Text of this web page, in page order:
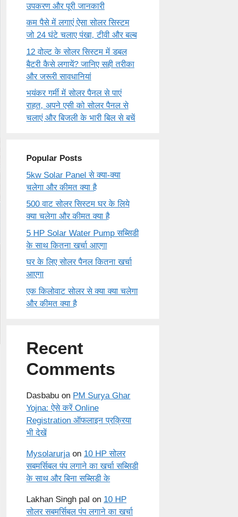
उपकरण और पूरी जानकारी
कम पैसे में लगाएं ऐसा सोलर सिस्टम
जो 24 घंटे चलाए पंखा, टीवी और बल्ब
12 वोल्ट के सोलर सिस्टम में डबल
बैटरी कैसे लगायें? जानिए सही तरीका
और जरूरी सावधानियां
भयंकर गर्मी में सोलर पैनल से पाएं
राहत, अपने एसी को सोलर पैनल से
चलाएं और बिजली के भारी बिल से बचें
Popular Posts
5kw Solar Panel से क्या-क्या
चलेगा और कीमत क्या है
500 वाट सोलर सिस्टम घर के लिये
क्या चलेगा और कीमत क्या है
5 HP Solar Water Pump सब्सिडी
के साथ कितना खर्चा आएगा
घर के लिए सोलर पैनल कितना खर्चा
आएगा
एक किलोवाट सोलर से क्या क्या चलेगा
और कीमत क्या है
Recent
Comments
Dasbabu on PM Surya Ghar
Yojna: ऐसे करें Online
Registration ऑफलाइन प्रक्रिया
भी देखें
Mysolarurja on 10 HP सोलर
सबमर्सिबल पंप लगाने का खर्चा सब्सिडी
के साथ और बिना सब्सिडी के
Lakhan Singh pal on 10 HP
सोलर सबमर्सिबल पंप लगाने का खर्चा